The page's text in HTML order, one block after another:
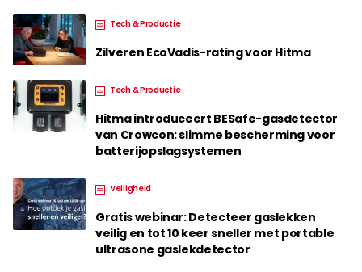
Tech & Productie
Zilveren EcoVadis-rating voor Hitma
Tech & Productie
Hitma introduceert BESafe-gasdetector
van Crowcon: slimme bescherming voor
batterijopslagsystemen
Veiligheid
Gratis webinar: Detecteer gaslekken
veilig en tot 10 keer sneller met portable
ultrasone gaslekdetector